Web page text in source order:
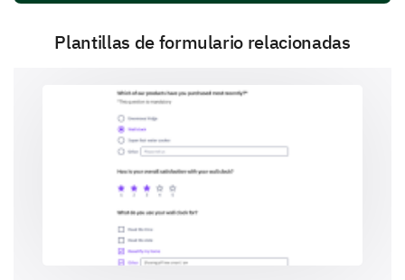
Please provide feedback on the following:
Speaker Delivery
Workshop Content
Plantillas de formulario relacionadas